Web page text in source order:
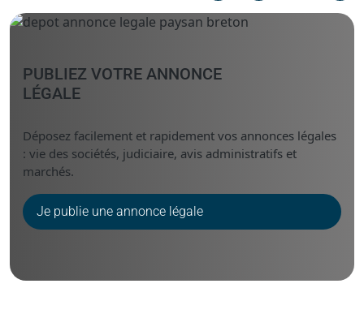
Linked
PUBLIEZ VOTRE ANNONCE
LÉGALE
Déposez facilement et rapidement vos annonces légales
: vie des sociétés, judiciaire, avis administratifs et
marchés.
Je publie une annonce légale